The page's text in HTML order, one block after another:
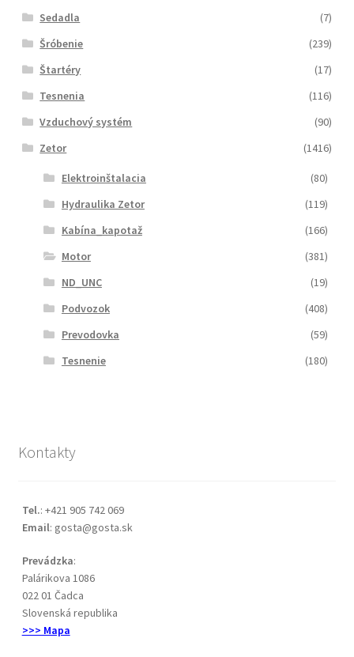
Sedadla
(7)
Šróbenie
(239)
Štartéry
(17)
Tesnenia
(116)
Vzduchový systém
(90)
Zetor
(1416)
Elektroinštalacia
(80)
Hydraulika Zetor
(119)
Kabína_kapotaž
(166)
Motor
(381)
ND_UNC
(19)
Podvozok
(408)
Prevodovka
(59)
Tesnenie
(180)
Kontakty
Tel.: +421 905 742 069
Email: gosta@gosta.sk
Prevádzka:
Palárikova 1086
022 01 Čadca
Slovenská republika
>>> Mapa